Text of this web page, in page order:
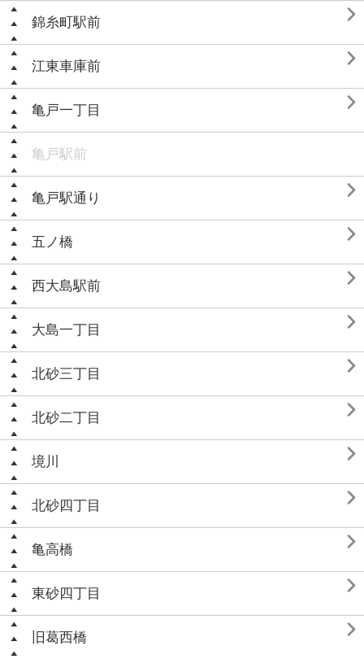
錦糸町駅前 
江東車庫前 
亀戸一丁目 
亀戸駅前
亀戸駅通り 
五ノ橋 
西大島駅前 
大島一丁目 
北砂三丁目 
北砂二丁目 
境川 
北砂四丁目 
亀高橋 
東砂四丁目 
旧葛西橋 